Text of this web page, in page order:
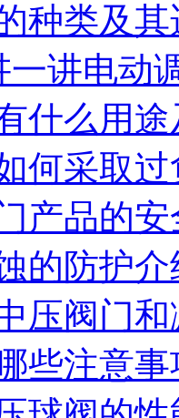
种类及
一讲电动
什么用
何采取
产品的安
的防护介
压阀门
些注意事